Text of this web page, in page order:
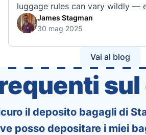
luggage rules can vary wildly —
the same country or alliance.
we’ve created a detailed set of
policies of over 30 international …
James Stagman
30 mag 2025
Vai al blog
il deposito bagagli di
posso depositare i miei